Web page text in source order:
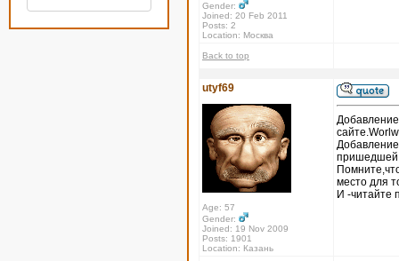
Gender:
Joined: 20 Feb 2011
Posts: 2
Location: Москва
Back to top
utyf69
Age: 57
Gender:
Joined: 19 Nov 2009
Posts: 1901
Location: Казань
пришедшей
место для
И -читайте